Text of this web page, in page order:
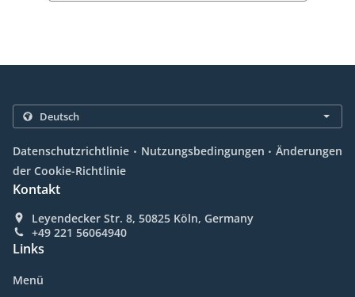
Datenschutzrichtlinie . Nutzungsbedingungen . Änderungen
der Cookie-Richtlinie
Kontakt
Leyendecker Str. 8, 50825 Köln, Germany
+49 221 56064940
Links
Menü